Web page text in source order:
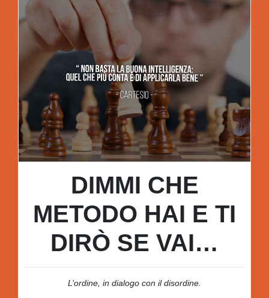
DIMMI CHE
METODO HAI E TI
DIRÒ SE VAI…
L’ordine, in dialogo con il disordine.